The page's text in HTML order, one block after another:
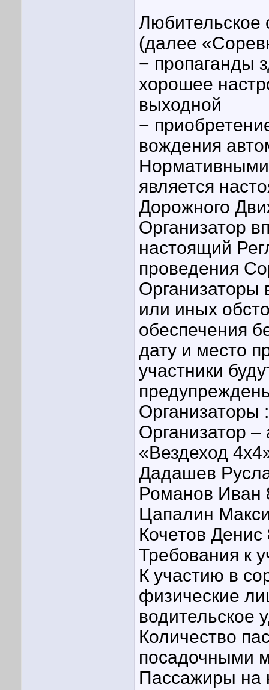
Любительское
(далее
− пропаганды
хорошее
выходной
−
вождения
является
Дорожного
Организатор
настоящий
проведения
Организаторы
или иных
обеспечения
дату и место
участники
Организаторы :
Организатор
«Вездеход
Дадашев
Романов Иван
Цапалин
Кочетов
Требования к
К участию в
физические
водительское
Количество
посадочными
Пассажиры на